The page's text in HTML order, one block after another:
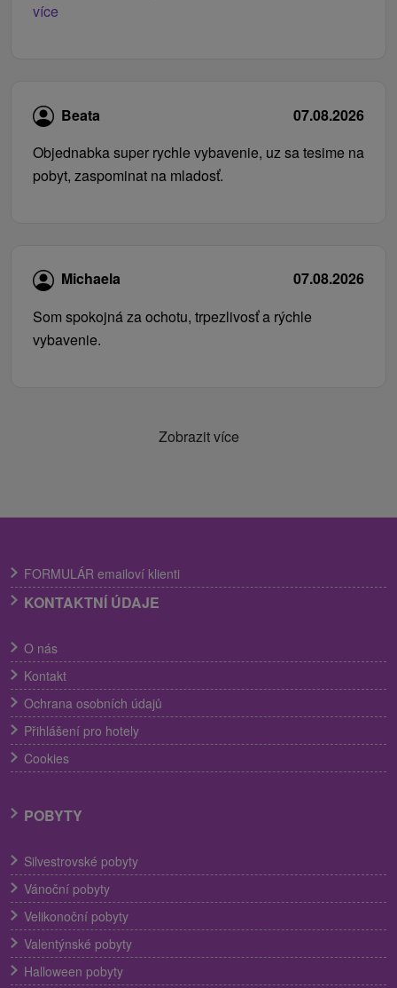
více
Beata
07.08.2026
Objednabka super rychle vybavenie, uz sa tesime na
pobyt, zaspominat na mladosť.
Michaela
07.08.2026
Som spokojná za ochotu, trpezlivosť a rýchle
vybavenie.
Zobrazit více
FORMULÁR emailoví klienti
KONTAKTNÍ ÚDAJE
O nás
Kontakt
Ochrana osobních údajů
Přihlášení pro hotely
Cookies
POBYTY
Silvestrovské pobyty
Vánoční pobyty
Velikonoční pobyty
Valentýnské pobyty
Halloween pobyty